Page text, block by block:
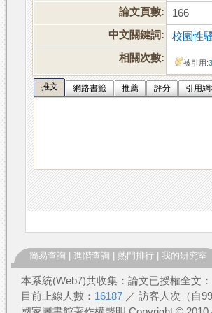
論文頁數:
166
中文關鍵詞:
校園性
相關次數:
被引用:3
推文 網路書籤 推薦 評分 引用網
簡易查詢 進階查詢 熱門排行 我的研究室
本系統(Web7)共收集：論文已授權全文：
目前上線人數： 16187 ／ 訪客人次（自